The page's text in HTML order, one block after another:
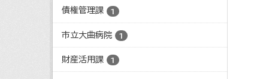
債権管理課 1
市立大曲病院 1
財産活用課 1